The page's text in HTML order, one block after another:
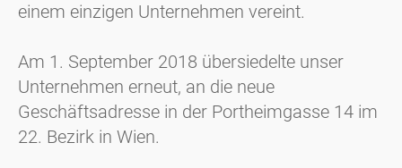
einem einzigen Unternehmen vereint.
Am 1. September 2018 übersiedelte unser
Unternehmen erneut, an die neue
Geschäftsadresse in der Portheimgasse 14 im
22. Bezirk in Wien.